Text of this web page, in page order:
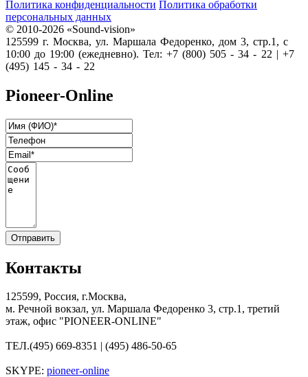
Политика конфиденциальности Политика обработки
персональных данных
© 2010-2026 «Sound-vision»
125599 г. Москва, ул. Маршала Федоренко, дом 3, стр.1, с
10:00 до 19:00 (ежедневно). Тел: +7 (800) 505 - 34 - 22 | +7
(495) 145 - 34 - 22
Pioneer-Online
Контакты
125599, Россия, г.Москва,
м. Речной вокзал, ул. Маршала Федоренко 3, стр.1, третий
этаж, офис "PIONEER-ONLINE"
ТЕЛ.(495) 669-8351 | (495) 486-50-65
SKYPE: pioneer-online